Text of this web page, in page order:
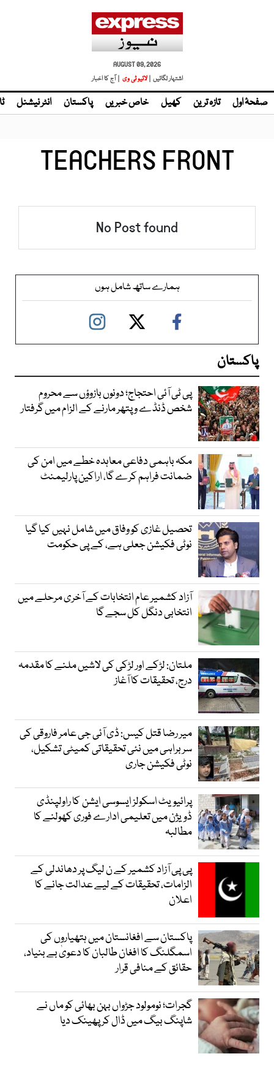
AUGUST 09, 2026
اشتہار لگائیں | لائیو ٹی وی | آج کا اخبار
صفحۂ اول تازہ ترین کھیل خاص خبریں پاکستان انٹر نیشنل
TEACHERS FRONT
No Post found
ہمارے ساتھ شامل ہوں
پاکستان
پی ٹی آئی احتجاج؛ دونوں بازوؤں سے محروم
شخص ڈنڈے و پتھر مارنے کے الزام میں گرفتار
مکہ باہمی دفاعی معاہدہ خطے میں امن کی
ضمانت فراہم کرے گا، اراکین پارلیمنٹ
تحصیل غازی کو وفاق میں شامل نہیں کیا گیا
نوٹی فکیشن جعلی ہے، کے پی حکومت
آزاد کشمیر عام انتخابات کے آخری مرحلے میں
انتخابی دنگل کل سجے گا
ملتان: لڑکے اور لڑکی کی لاشیں ملنے کا مقدمہ
درج، تحقیقات کا آغاز
میر رضا قتل کیس: ڈی آئی جی عامر فاروقی کی
سربراہی میں نئی تحقیقاتی کمیٹی تشکیل،
نوٹی فکیشن جاری
پرائیویٹ اسکولز ایسوسی ایشن کا راولپنڈی
ڈویژن میں تعلیمی ادارے فوری کھولنے کا
مطالبہ
پی پی آزاد کشمیر کے ن لیگ پر دھاندلی کے
الزامات، تحقیقات کے لیے عدالت جانے کا
اعلان
پاکستان سے افغانستان میں ہتھیاروں کی
اسمگلنگ کا افغان طالبان کا دعویٰ بے بنیاد،
حقائق کے منافی قرار
گجرات؛ نومولود جڑواں بہن بھائی کو ماں نے
شاپنگ بیگ میں ڈال کر پھینک دیا